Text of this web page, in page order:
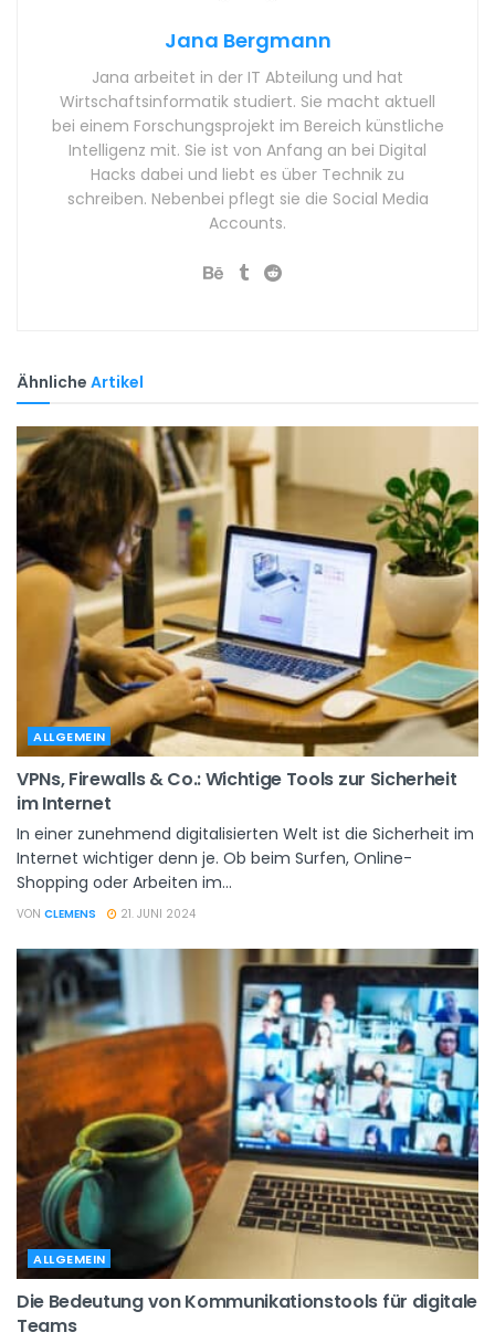
Jana Bergmann
Jana arbeitet in der IT Abteilung und hat
Wirtschaftsinformatik studiert. Sie macht aktuell
bei einem Forschungsprojekt im Bereich künstliche
Intelligenz mit. Sie ist von Anfang an bei Digital
Hacks dabei und liebt es über Technik zu
schreiben. Nebenbei pflegt sie die Social Media
Accounts.
Ähnliche Artikel
ALLGEMEIN
VPNs, Firewalls & Co.: Wichtige Tools zur Sicherheit
im Internet
In einer zunehmend digitalisierten Welt ist die Sicherheit im
Internet wichtiger denn je. Ob beim Surfen, Online-
Shopping oder Arbeiten im...
VON CLEMENS 21. JUNI 2024
ALLGEMEIN
Die Bedeutung von Kommunikationstools für digitale
Teams